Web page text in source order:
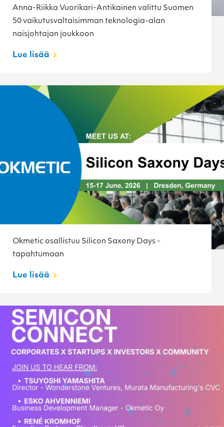
Anna-Riikka Vuorikari-Antikainen valittu Suomen
50 vaikutusvaltaisimman teknologia-alan
naisjohtajan joukkoon
Lue lisää
Okmetic osallistuu Silicon Saxony Days -
tapahtumaan
Lue lisää